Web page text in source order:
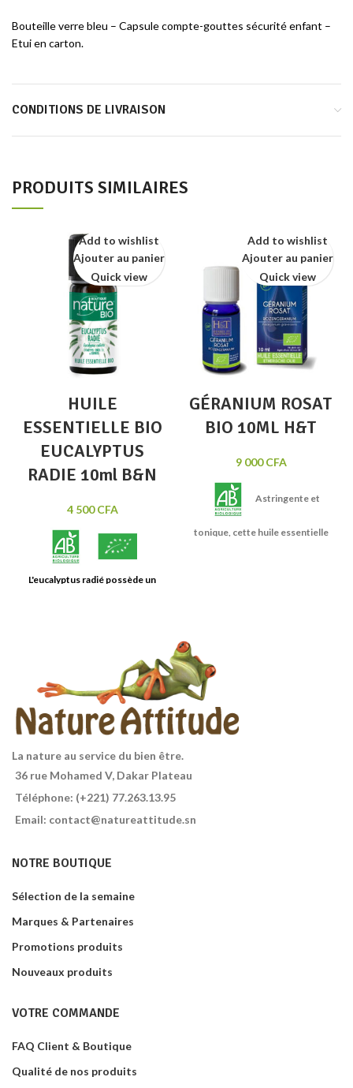
Bouteille verre bleu – Capsule compte-gouttes sécurité enfant –
Etui en carton.
CONDITIONS DE LIVRAISON
PRODUITS SIMILAIRES
HUILE
ESSENTIELLE BIO
EUCALYPTUS
RADIE 10ml B&N
4 500CFA
L'eucalyptus radié possède un
Add to wishlist
Ajouter au panier
Quick view
GÉRANIUM ROSAT
BIO 10ML H&T
9 000CFA
Astringente et
tonique, cette huile essentielle
Add to wishlist
Ajouter au panier
Quick view
La nature au service du bien être.
36 rue Mohamed V, Dakar Plateau
Téléphone: (+221) 77.263.13.95
Email: contact@natureattitude.sn
NOTRE BOUTIQUE
Sélection de la semaine
Marques & Partenaires
Promotions produits
Nouveaux produits
VOTRE COMMANDE
FAQ Client & Boutique
Qualité de nos produits